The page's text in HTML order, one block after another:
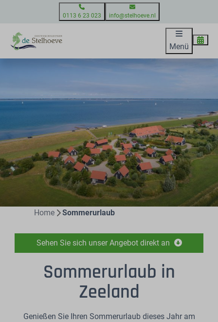
0113 6 23 023 info@stelhoeve.nl
Menü
Home Sommerurlaub
Sehen Sie sich unser Angebot direkt an
Sommerurlaub in
Zeeland
Genießen Sie Ihren Sommerurlaub dieses Jahr am